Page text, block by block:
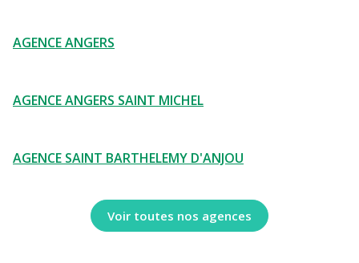
AGENCE ANGERS
AGENCE ANGERS SAINT MICHEL
AGENCE SAINT BARTHELEMY D'ANJOU
Voir toutes nos agences